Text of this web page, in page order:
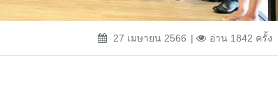
27 เมษายน 2566 อ่าน 1842 ครั้ง